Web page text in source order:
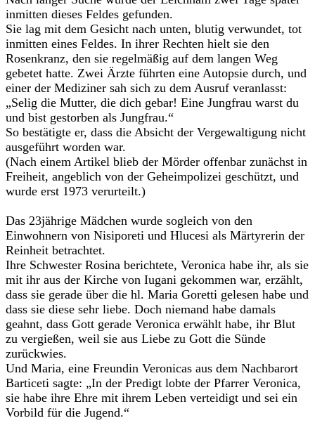
inmitten dieses Feldes gefunden.
Sie lag mit dem Gesicht nach unten, blutig verwundet, tot
inmitten eines Feldes. In ihrer Rechten hielt sie den
Rosenkranz, den sie regelmäßig auf dem langen Weg
gebetet hatte. Zwei Ärzte führten eine Autopsie durch, und
einer der Mediziner sah sich zu dem Ausruf veranlasst:
„Selig die Mutter, die dich gebar! Eine Jungfrau warst du
und bist gestorben als Jungfrau.“
So bestätigte er, dass die Absicht der Vergewaltigung nicht
ausgeführt worden war.
(Nach einem Artikel blieb der Mörder offenbar zunächst in
Freiheit, angeblich von der Geheimpolizei geschützt, und
wurde erst 1973 verurteilt.)
Das 23jährige Mädchen wurde sogleich von den
Einwohnern von Nisiporeti und Hlucesi als Märtyrerin der
Reinheit betrachtet.
Ihre Schwester Rosina berichtete, Veronica habe ihr, als sie
mit ihr aus der Kirche von Iugani gekommen war, erzählt,
dass sie gerade über die hl. Maria Goretti gelesen habe und
dass sie diese sehr liebe. Doch niemand habe damals
geahnt, dass Gott gerade Veronica erwählt habe, ihr Blut
zu vergießen, weil sie aus Liebe zu Gott die Sünde
zurückwies.
Und Maria, eine Freundin Veronicas aus dem Nachbarort
Barticeti sagte: „In der Predigt lobte der Pfarrer Veronica,
sie habe ihre Ehre mit ihrem Leben verteidigt und sei ein
Vorbild für die Jugend.“